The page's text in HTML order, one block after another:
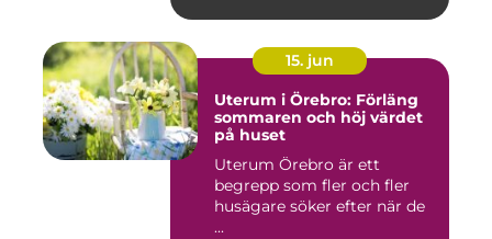
15. jun
Uterum i Örebro: Förläng
sommaren och höj värdet
på huset
Uterum Örebro är ett
begrepp som fler och fler
husägare söker efter när de
...